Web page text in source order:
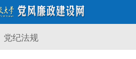
党纪法规